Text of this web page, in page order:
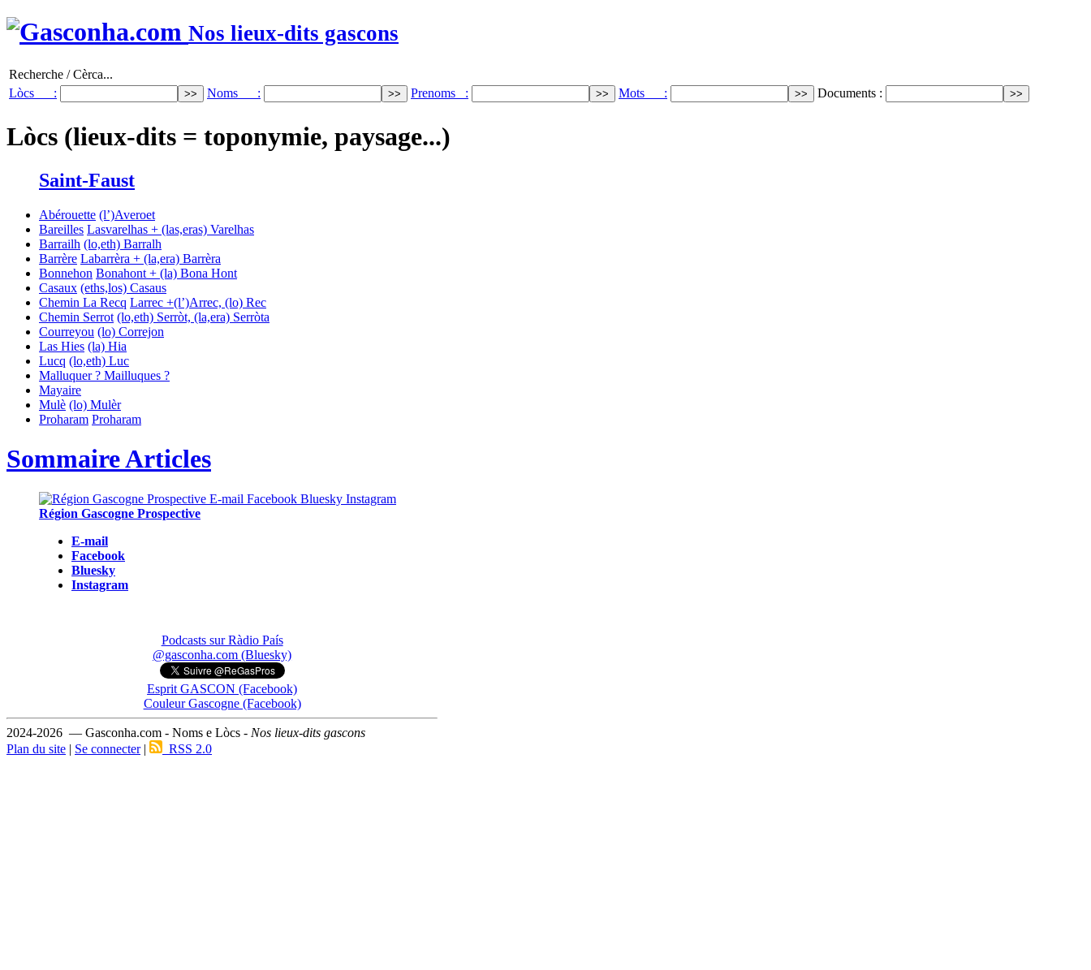
Nos lieux-dits gascons
Recherche / Cèrca...
Lòcs :
Noms : Prenoms : Mots : Documents :
Lòcs (lieux-dits = toponymie, paysage...)
Saint-Faust
Abérouette (l’)Averoet
Bareilles Lasvarelhas + (las,eras) Varelhas
Barrailh (lo,eth) Barralh
Barrère Labarrèra + (la,era) Barrèra
Bonnehon Bonahont + (la) Bona Hont
Casaux (eths,los) Casaus
Chemin La Recq Larrec +(l’)Arrec, (lo) Rec
Chemin Serrot (lo,eth) Serròt, (la,era) Serròta
Courreyou (lo) Correjon
Las Hies (la) Hia
Lucq (lo,eth) Luc
Malluquer ? Mailluques ?
Mayaire
Mulè (lo) Mulèr
Proharam Proharam
Sommaire Articles
Région Gascogne Prospective
E-mail
Facebook
Bluesky
Instagram
Podcasts sur Ràdio País
@gasconha.com (Bluesky)
Esprit GASCON (Facebook)
Couleur Gascogne (Facebook)
2024-2026 — Gasconha.com - Noms e Lòcs - Nos lieux-dits gascons
Plan du site | Se connecter| RSS 2.0